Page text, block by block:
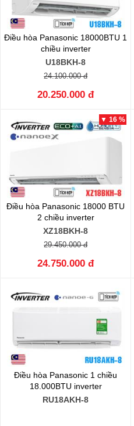
Điều hòa Panasonic 18000BTU 1
chiều inverter
U18BKH-8
24.100.000 đ
20.250.000 đ
▼ 16 %
Điều hòa Panasonic 18000 BTU
2 chiều inverter
XZ18BKH-8
29.450.000 đ
24.750.000 đ
Điều hòa Panasonic 1 chiều
18.000BTU inverter
RU18AKH-8